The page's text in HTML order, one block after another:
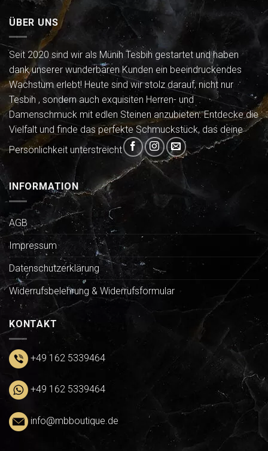
ÜBER UNS
Seit 2020 sind wir als Münih Tesbih gestartet und haben
dank unserer wunderbaren Kunden ein beeindruckendes
Wachstum erlebt! Heute sind wir stolz darauf, nicht nur
Tesbih , sondern auch exquisiten Herren- und
Damenschmuck mit edlen Steinen anzubieten. Entdecke die
Vielfalt und finde das perfekte Schmuckstück, das deine
Persönlichkeit unterstreicht
INFORMATION
AGB
Impressum
Datenschutzerklärung
Widerrufsbelehrung & Widerrufsformular
KONTAKT
+49 162 5339464
+49 162 5339464
info@mbboutique.de